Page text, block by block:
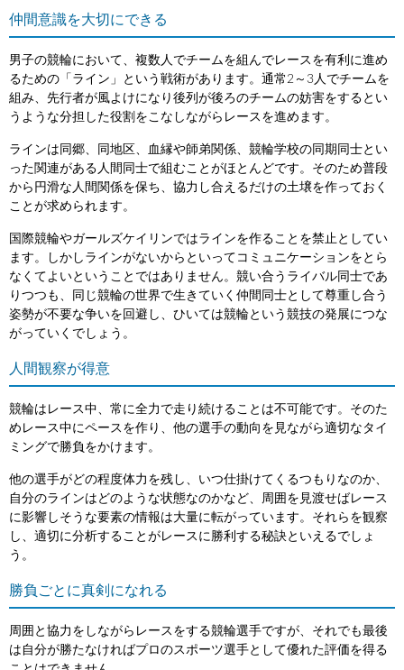
仲間意識を大切にできる
男子の競輪において、複数人でチームを組んでレースを有利に進め
るための「ライン」という戦術があります。通常2～3人でチームを
組み、先行者が風よけになり後列が後ろのチームの妨害をするとい
うような分担した役割をこなしながらレースを進めます。
ラインは同郷、同地区、血縁や師弟関係、競輪学校の同期同士とい
った関連がある人間同士で組むことがほとんどです。そのため普段
から円滑な人間関係を保ち、協力し合えるだけの土壌を作っておく
ことが求められます。
国際競輪やガールズケイリンではラインを作ることを禁止としてい
ます。しかしラインがないからといってコミュニケーションをとら
なくてよいということではありません。競い合うライバル同士であ
りつつも、同じ競輪の世界で生きていく仲間同士として尊重し合う
姿勢が不要な争いを回避し、ひいては競輪という競技の発展につな
がっていくでしょう。
人間観察が得意
競輪はレース中、常に全力で走り続けることは不可能です。そのた
めレース中にペースを作り、他の選手の動向を見ながら適切なタイ
ミングで勝負をかけます。
他の選手がどの程度体力を残し、いつ仕掛けてくるつもりなのか、
自分のラインはどのような状態なのかなど、周囲を見渡せばレース
に影響しそうな要素の情報は大量に転がっています。それらを観察
し、適切に分析することがレースに勝利する秘訣といえるでしょ
う。
勝負ごとに真剣になれる
周囲と協力をしながらレースをする競輪選手ですが、それでも最後
は自分が勝たなければプロのスポーツ選手として優れた評価を得る